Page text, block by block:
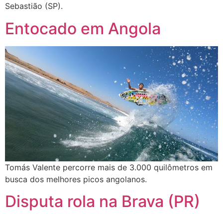
Sebastião (SP).
Entocado em Angola
Tomás Valente percorre mais de 3.000 quilômetros em
busca dos melhores picos angolanos.
Disputa rola na Brava (PR)